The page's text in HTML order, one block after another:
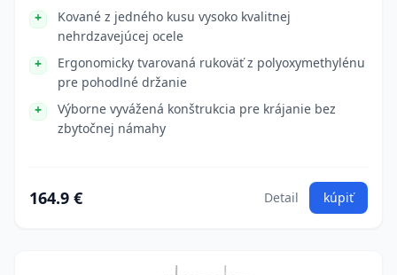
Kované z jedného kusu vysoko kvalitnej
nehrdzavejúcej ocele
Ergonomicky tvarovaná rukoväť z polyoxymethylénu
pre pohodlné držanie
Výborne vyvážená konštrukcia pre krájanie bez
zbytočnej námahy
164.9 € Detail kúpiť